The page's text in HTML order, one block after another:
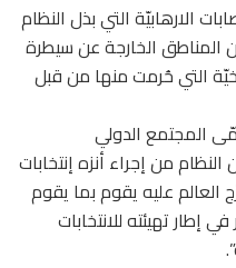
الارهابيّة التي بذل النظام
المناطق الخارجة عن سيطرة
التي حُرمت منها من قبل
المجتمع الدولي
من إجراء أنزه إنتخابات
العالم عليه يقوم بما يقوم
تهيئته للانتخابات